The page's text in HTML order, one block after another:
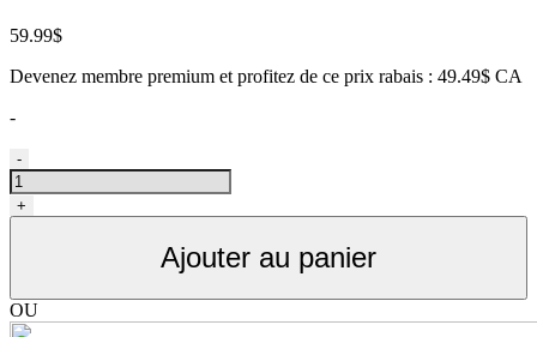
59.99$
Devenez membre premium et profitez de ce prix rabais : 49.49$ CA
-
quantité
de
Bandanas
ou
modèle
Flower
-
+
Ajouter au panier
OU